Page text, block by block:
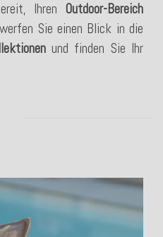
Ihren Outdoor-Bereich
Sie einen Blick in die
und finden Sie Ihr